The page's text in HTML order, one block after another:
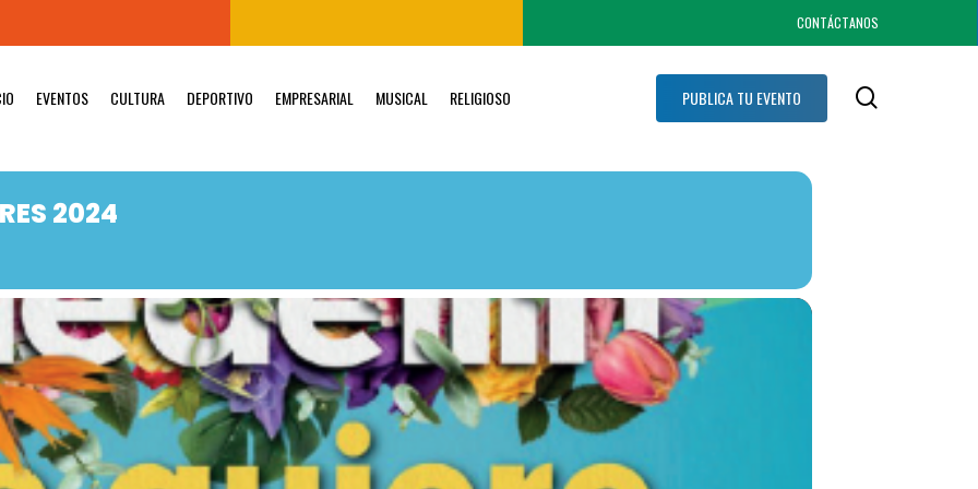
CONTÁCTANOS
EVENTOS CULTURA DEPORTIVO EMPRESARIAL MUSICAL RELIGIOSO PUBLICA TU EVENTO
2024